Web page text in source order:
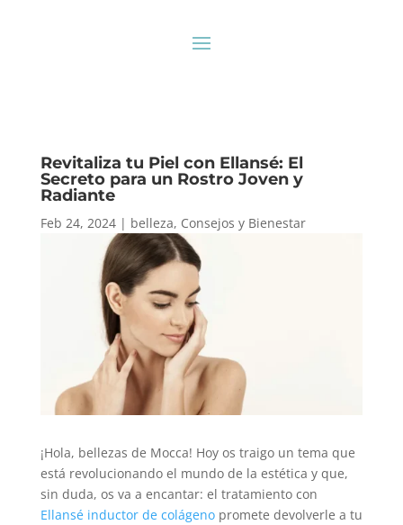
Revitaliza tu Piel con Ellansé: El
Secreto para un Rostro Joven y
Radiante
Feb 24, 2024| belleza, Consejos y Bienestar
¡Hola, bellezas de Mocca! Hoy os traigo un tema que
está revolucionando el mundo de la estética y que,
sin duda, os va a encantar: el tratamiento con
Ellansé inductor de colágenopromete devolverle a tu